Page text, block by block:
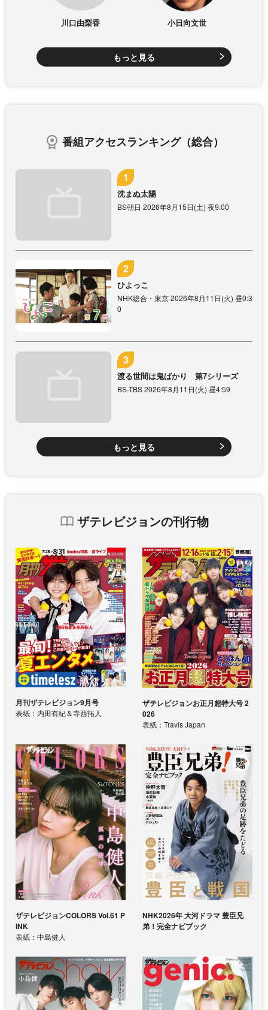
川口由梨香 小日向文世
もっと見る
番組アクセスランキング（総合）
沈まぬ太陽
BS朝日 2026年8月15日(土) 夜9:00
ひよっこ
NHK総合・東京 2026年8月11日(火) 昼0:3
0
渡る世間は鬼ばかり 第7シリーズ
BS-TBS 2026年8月11日(火) 昼4:59
もっと見る
ザテレビジョンの刊行物
月刊ザテレビジョン9月号
表紙：内田有紀＆寺西拓人
ザテレビジョンお正月超特大号 2
026
表紙：Travis Japan
ザテレビジョンCOLORS Vol.61 P
INK
表紙：中島健人
NHK2026年 大河ドラマ 豊臣兄
弟！完全ナビブック